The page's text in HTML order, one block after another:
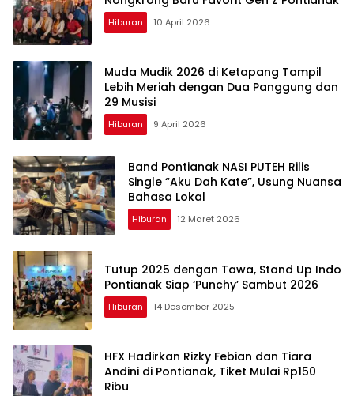
Hiburan 10 April 2026
Muda Mudik 2026 di Ketapang Tampil
Lebih Meriah dengan Dua Panggung dan
29 Musisi
Hiburan 9 April 2026
Band Pontianak NASI PUTEH Rilis
Single “Aku Dah Kate”, Usung Nuansa
Bahasa Lokal
Hiburan 12 Maret 2026
Tutup 2025 dengan Tawa, Stand Up Indo
Pontianak Siap ‘Punchy’ Sambut 2026
Hiburan 14 Desember 2025
HFX Hadirkan Rizky Febian dan Tiara
Andini di Pontianak, Tiket Mulai Rp150
Ribu